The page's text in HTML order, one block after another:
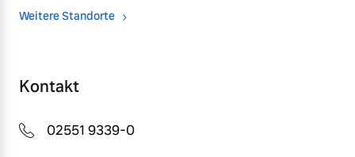
Weitere Standorte
Kontakt
02551 9339-0